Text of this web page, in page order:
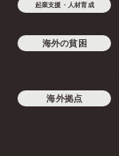
起業支援・人材育成
海外の貧困
海外拠点